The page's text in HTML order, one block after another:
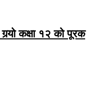
गर्‍यो कक्षा १२ को पूरक